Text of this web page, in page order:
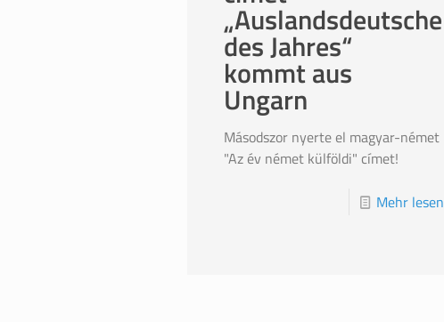
„Auslandsdeutsche
des Jahres“
kommt aus
Ungarn
Másodszor nyerte el magyar-német
"Az év német külföldi" címet!
Mehr lesen